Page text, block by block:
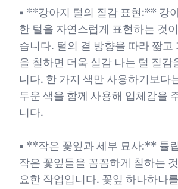
• **강아지 털의 질감 표현:** 강
한 털을 자연스럽게 표현하는 것
습니다. 털의 결 방향을 따라 짧고
을 칠하면 더욱 실감 나는 털 질감
니다. 한 가지 색만 사용하기보다
두운 색을 함께 사용해 입체감을
니다.
• **작은 꽃잎과 세부 묘사:** 튤
작은 꽃잎들을 꼼꼼하게 칠하는
요한 작업입니다. 꽃잎 하나하나